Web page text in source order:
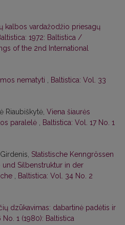
kalbos vardažodžio priesagų
1972: Baltistica /
of the 2nd International
nematyti , Baltistica: Vol. 33
Riaubiškytė, Viena šiaurės
paralelė , Baltistica: Vol. 17 No. 1
Statistische Kenngrössen
Silbenstruktur in der
, Baltistica: Vol. 34 No. 2
dzūkavimas: dabartinė padėtis ir
No. 1 (1980): Baltistica